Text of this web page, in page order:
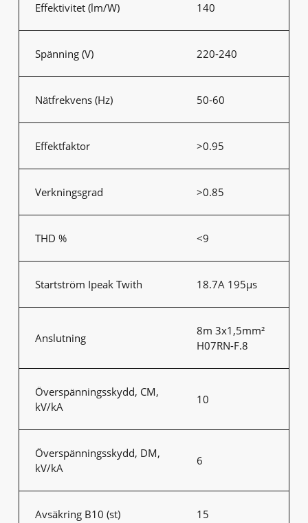
Effektivitet (lm/W) 140
Spänning (V) 220-240
Nätfrekvens (Hz) 50-60
Effektfaktor >0.95
Verkningsgrad >0.85
THD % <9
Startström Ipeak Twith 18.7A 195μs
Anslutning
8m 3x1,5mm²
H07RN-F.8
Överspänningsskydd, CM,
kV/kA
10
Överspänningsskydd, DM,
kV/kA
6
Avsäkring B10 (st) 15